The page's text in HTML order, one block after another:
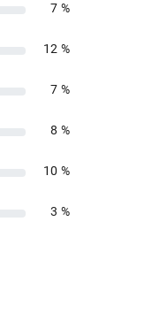
7 %
12 %
7 %
8 %
10 %
3 %